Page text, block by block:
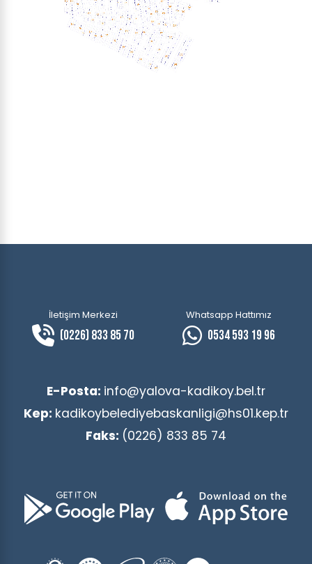
İletişim Merkezi
(0226) 833 85 70
Whatsapp Hattımız
0534 593 19 96
E-Posta: info@yalova-kadikoy.bel.tr
Kep: kadikoybelediyebaskanligi@hs01.kep.tr
Faks: (0226) 833 85 74